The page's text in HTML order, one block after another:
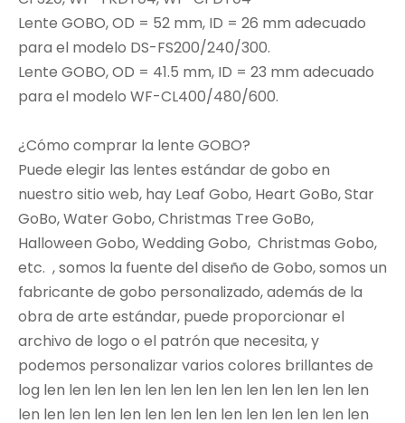
Lente GOBO, OD = 52 mm, ID = 26 mm adecuado
para el modelo DS-FS200/240/300.
Lente GOBO, OD = 41.5 mm, ID = 23 mm adecuado
para el modelo WF-CL400/480/600.
¿Cómo comprar la lente GOBO?
Puede elegir las lentes estándar de gobo en
nuestro sitio web, hay Leaf Gobo, Heart GoBo, Star
GoBo, Water Gobo, Christmas Tree GoBo,
Halloween Gobo, Wedding Gobo, Christmas Gobo,
etc. , somos la fuente del diseño de Gobo, somos un
fabricante de gobo personalizado, además de la
obra de arte estándar, puede proporcionar el
archivo de logo o el patrón que necesita, y
podemos personalizar varios colores brillantes de
log len len len len len len len len len len len len len
len len len len len len len len len len len len len len